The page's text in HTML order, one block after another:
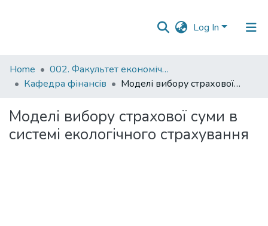
Log In
Communities
&
All of DSpace
Home
002. Факультет економічних наук
Кафедра фінансів
Моделі вибору страхової суми в системі екологічного страхування
Моделі вибору страхової суми в
системі екологічного страхування